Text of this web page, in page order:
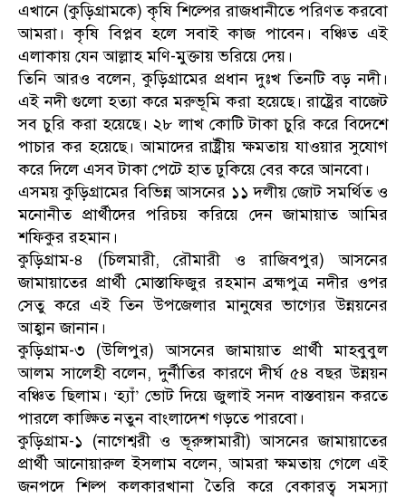
এখানে (কুড়িগ্রামকে) কৃষি শিল্পের রাজধানীতে পরিণত করবো
আমরা। কৃষি বিপ্লব হলে সবাই কাজ পাবেন। বঞ্চিত এই
এলাকায় যেন আল্লাহ মণি-মুক্তায় ভরিয়ে দেয়।
তিনি আরও বলেন, কুড়িগ্রামের প্রধান দুঃখ তিনটি বড় নদী।
এই নদী গুলো হত্যা করে মরুভূমি করা হয়েছে। রাষ্ট্রের বাজেট
সব চুরি করা হয়েছে। ২৮ লাখ কোটি টাকা চুরি করে বিদেশে
পাচার কর হয়েছে। আমাদের রাষ্ট্রীয় ক্ষমতায় যাওয়ার সুযোগ
করে দিলে এসব টাকা পেটে হাত ঢুকিয়ে বের করে আনবো।
এসময় কুড়িগ্রামের বিভিন্ন আসনের ১১ দলীয় জোট সমর্থিত ও
মনোনীত প্রার্থীদের পরিচয় করিয়ে দেন জামায়াত আমির
শফিকুর রহমান।
কুড়িগ্রাম-৪ (চিলমারী, রৌমারী ও রাজিবপুর) আসনের
জামায়াতের প্রার্থী মোস্তাফিজুর রহমান ব্রহ্মপুত্র নদীর ওপর
সেতু করে এই তিন উপজেলার মানুষের ভাগ্যের উন্নয়নের
আহ্বান জানান।
কুড়িগ্রাম-৩ (উলিপুর) আসনের জামায়াত প্রার্থী মাহবুবুল
আলম সালেহী বলেন, দুর্নীতির কারণে দীর্ঘ ৫৪ বছর উন্নয়ন
বঞ্চিত ছিলাম। ‘হ্যাঁ’ ভোট দিয়ে জুলাই সনদ বাস্তবায়ন করতে
পারলে কাঙ্ক্ষিত নতুন বাংলাদেশ গড়তে পারবো।
কুড়িগ্রাম-১ (নাগেশ্বরী ও ভূরুঙ্গামারী) আসনের জামায়াতের
প্রার্থী আনোয়ারুল ইসলাম বলেন, আমরা ক্ষমতায় গেলে এই
জনপদে শিল্প কলকারখানা তৈরি করে বেকারত্ব সমস্যা